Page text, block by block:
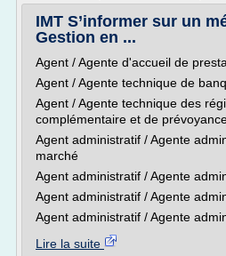
IMT S’informer sur un
Gestion en ...
Agent / Agente d'accueil de
Agent / Agente technique de
Agent / Agente technique des
complémentaire et de
Agent administratif / Agente
marché
Agent administratif / Agente
Agent administratif / Agente
Agent administratif / Agente
Lire la suite